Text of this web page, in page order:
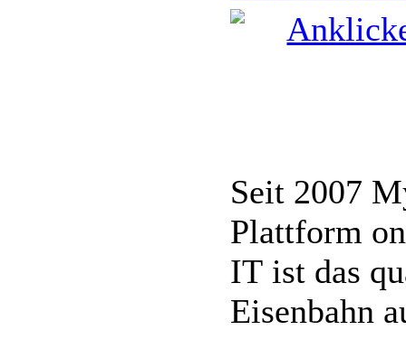
Seit 2007
Plattform
IT ist das
Eisenbahn